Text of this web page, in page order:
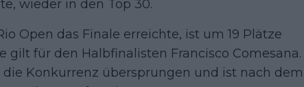
wieder in den Top 30.
Open das Finale erreichte, ist um 19 Plätze
gilt für den Halbfinalisten Francisco Comesana.
Konkurrenz übersprungen und ist nach dem